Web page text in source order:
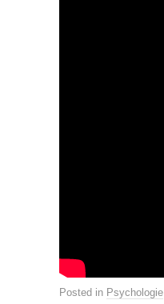
Posted in Psychologie